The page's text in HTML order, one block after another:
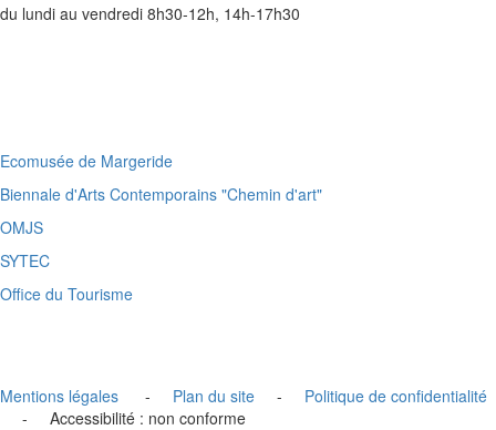
du lundi au vendredi 8h30-12h, 14h-17h30
Ecomusée de Margeride
Biennale d'Arts Contemporains "Chemin d'art"
OMJS
SYTEC
Office du Tourisme
Mentions légales - Plan du site - Politique de confidentialité
- Accessibilité : non conforme